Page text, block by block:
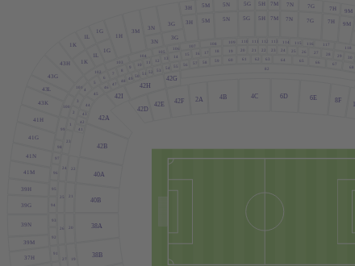
38B
38A
40B
40A
42B
42A
2A 4B 4C 6D 6E 8F
42D
42E 42F
42I
42H
42G
37H
39M
39N
39G
39H
41M
41N
41G
41H
43K
43L
43G
43H 56
58 60 61 62 63 64 65 66
67
82
105
106
107
108 109 110 111 112 113 114 115 116 117
118
6
8
10 11 12 13 14 15 16 17 18 19 20 21 23 24 26 27 28 29 30
46
47
48
49 50
52 53 54 68
103
104
19
20
21
23
24
26
27
91
92
93
94
95
96
99
1
2
3
4
41
42
43
44
45
3H 5M 5N 5G 5H 7M 7N 7G 7H 9M
3N
3G
1K
1G
3M
3N
3G
3H 5M 5N 5G 5H 7M 7N 7G 7H 9M
1K
1 L
1G